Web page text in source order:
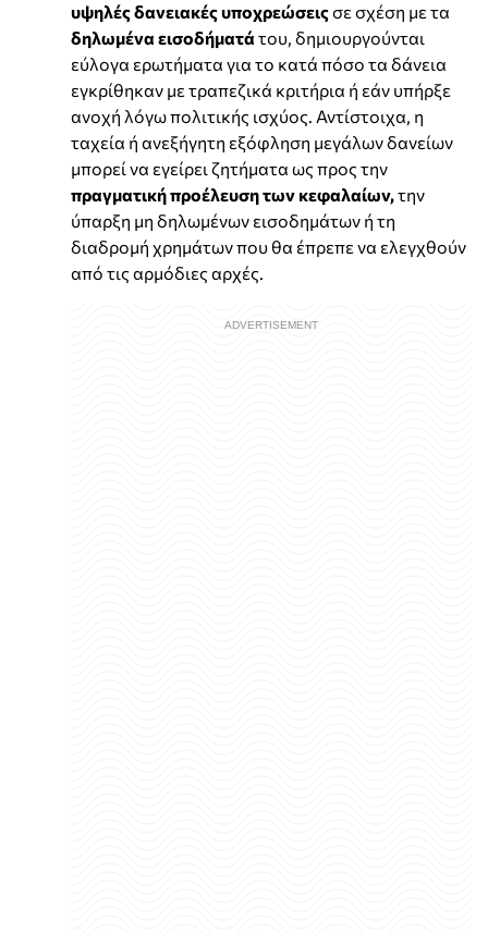
υψηλές δανειακές υποχρεώσειςσε σχέση με τα
δηλωμένα εισοδήματά του, δημιουργούνται
εύλογα ερωτήματα για το κατά πόσο τα δάνεια
εγκρίθηκαν με τραπεζικά κριτήρια ή εάν υπήρξε
ανοχή λόγω πολιτικής ισχύος. Αντίστοιχα, η
ταχεία ή ανεξήγητη εξόφληση μεγάλων δανείων
μπορεί να εγείρει ζητήματα ως προς την
πραγματική προέλευση των κεφαλαίων,την
ύπαρξη μη δηλωμένων εισοδημάτων ή τη
διαδρομή χρημάτων που θα έπρεπε να ελεγχθούν
από τις αρμόδιες αρχές.